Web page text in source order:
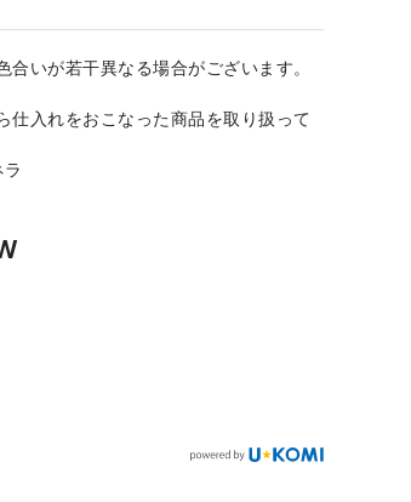
いが若干異なる場合がございます。
入れをおこなった商品を取り扱って